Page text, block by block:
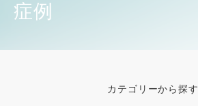
症例
カテゴリーから探す